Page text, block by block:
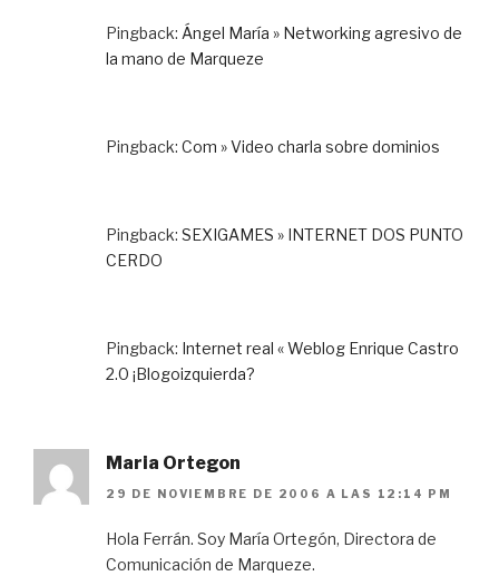
Pingback: Ángel María » Networking agresivo de
la mano de Marqueze
Pingback: Com » Video charla sobre dominios
Pingback: SEXIGAMES » INTERNET DOS PUNTO
CERDO
Pingback: Internet real « Weblog Enrique Castro
2.0 ¡Blogoizquierda?
Maria Ortegon
29 DE NOVIEMBRE DE 2006 A LAS 12:14 PM
Hola Ferrán. Soy María Ortegón, Directora de
Comunicación de Marqueze.